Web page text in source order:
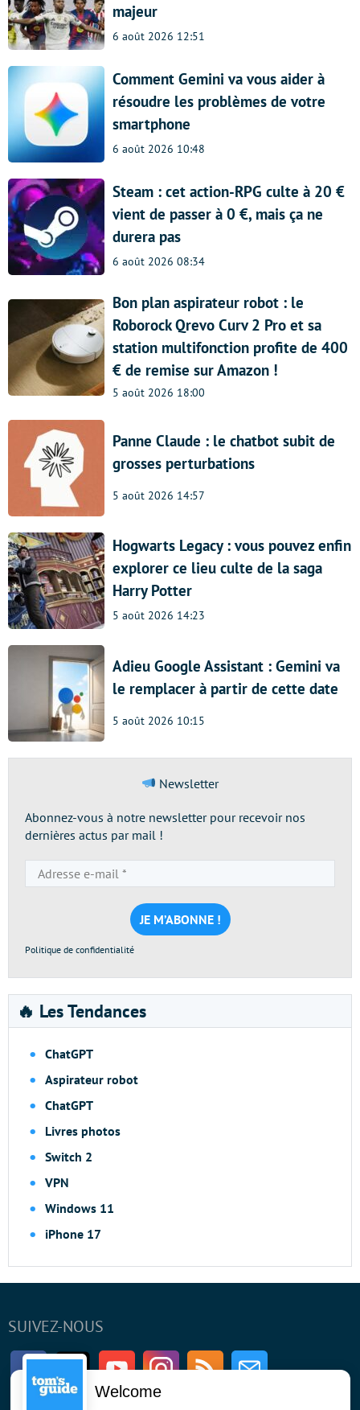
majeur
6 août 2026 12:51
Comment Gemini va vous aider à
résoudre les problèmes de votre
smartphone
6 août 2026 10:48
Steam : cet action-RPG culte à 20 €
vient de passer à 0 €, mais ça ne
durera pas
6 août 2026 08:34
Bon plan aspirateur robot : le
Roborock Qrevo Curv 2 Pro et sa
station multifonction profite de 400
€ de remise sur Amazon !
5 août 2026 18:00
Panne Claude : le chatbot subit de
grosses perturbations
5 août 2026 14:57
Hogwarts Legacy : vous pouvez enfin
explorer ce lieu culte de la saga
Harry Potter
5 août 2026 14:23
Adieu Google Assistant : Gemini va
le remplacer à partir de cette date
5 août 2026 10:15
Newsletter
Abonnez-vous à notre newsletter pour recevoir nos
dernières actus par mail !
e-
mail
*
Politique de confidentialité
🔥 Les Tendances
ChatGPT
Aspirateur robot
ChatGPT
Livres photos
Switch 2
VPN
Windows 11
iPhone 17
SUIVEZ-NOUS
FacebookTwitter Youtube InstagramRSS Newsletter
Welcome